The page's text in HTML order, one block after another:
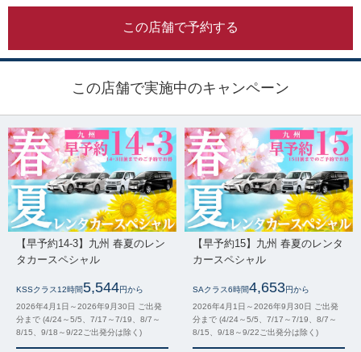
この店舗で予約する
この店舗で実施中のキャンペーン
【早予約14-3】九州 春夏のレン
タカースペシャル
KSSクラス12時間5,544円から
2026年4月1日～2026年9月30日 ご出発
分まで (4/24～5/5、7/17～7/19、8/7～
8/15、9/18～9/22ご出発分は除く)
【早予約15】九州 春夏のレンタ
カースペシャル
SAクラス6時間4,653円から
2026年4月1日～2026年9月30日 ご出発
分まで (4/24～5/5、7/17～7/19、8/7～
8/15、9/18～9/22ご出発分は除く)